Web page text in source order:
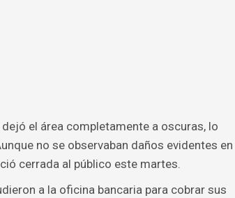
el área completamente a oscuras, lo
no se observaban daños evidentes en
cerrada al público este martes.
a la oficina bancaria para cobrar sus